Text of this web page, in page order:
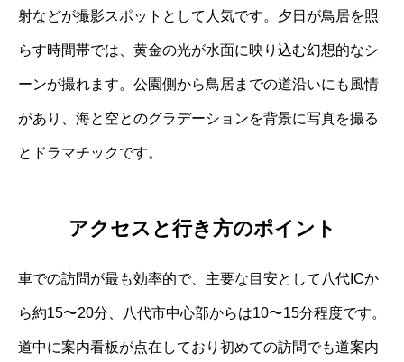
射などが撮影スポットとして人気です。夕日が鳥居を照
らす時間帯では、黄金の光が水面に映り込む幻想的なシ
ーンが撮れます。公園側から鳥居までの道沿いにも風情
があり、海と空とのグラデーションを背景に写真を撮る
とドラマチックです。
アクセスと行き方のポイント
車での訪問が最も効率的で、主要な目安として八代ICか
ら約15〜20分、八代市中心部からは10〜15分程度です。
道中に案内看板が点在しており初めての訪問でも道案内